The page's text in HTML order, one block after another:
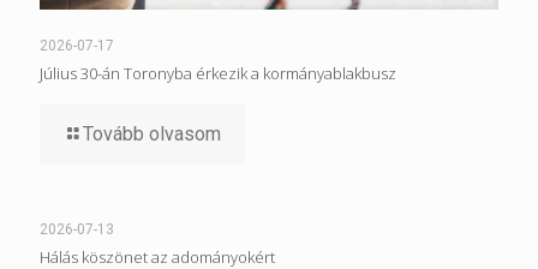
2026-07-17
Július 30-án Toronyba érkezik a kormányablakbusz
Tovább olvasom
2026-07-13
Hálás köszönet az adományokért